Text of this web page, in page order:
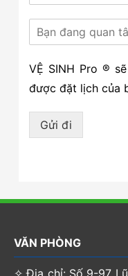
VỆ SINH Pro ®
được đặt lịch của
Gửi đi
VĂN PHÒNG